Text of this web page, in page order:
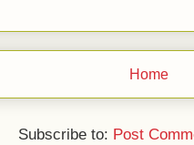
Home
Subscribe to: Post